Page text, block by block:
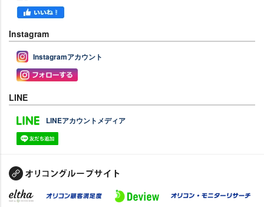
Instagram
Instagramアカウント
LINE
LINEアカウントメディア